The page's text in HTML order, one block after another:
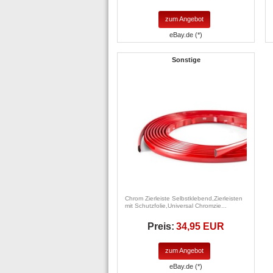
zum Angebot
eBay.de (*)
Sonstige
Chrom Zierleiste Selbstklebend,Zierleisten
mit Schutzfolie,Universal Chromzie...
Preis: 34,95 EUR
zum Angebot
eBay.de (*)